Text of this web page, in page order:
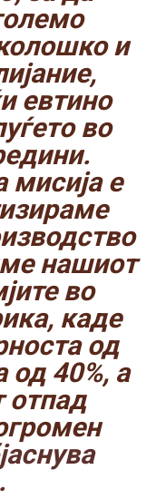
и
евтино
во
мисија е
нашиот
во
каде
од
од 40%, а
отпад